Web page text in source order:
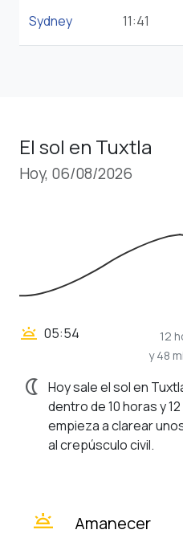
Sydney 11:41
El sol en Tuxtla
Hoy, 06/08/2026
wb_twilight 05:54
12
y 48
nightlight Hoy sale el sol en
dentro de 10 horas y
empieza a clarear
al crepúsculo civil.
wb_twilight Amanecer